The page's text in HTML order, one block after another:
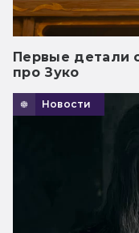
Первые детали
про Зуко
Новости